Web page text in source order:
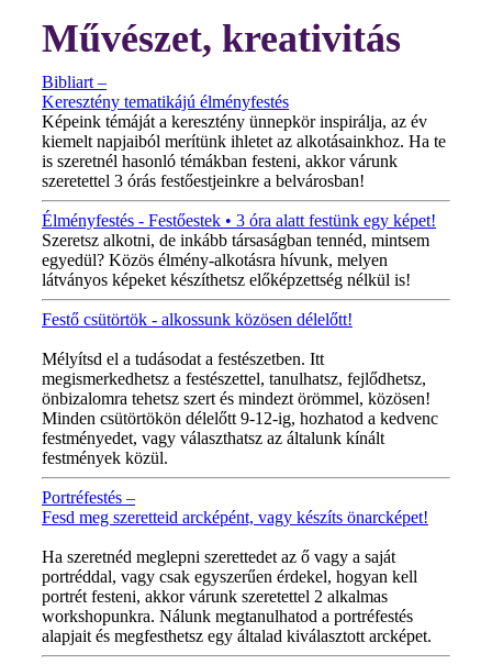
Művészet, kreativitás
Bibliart –
Keresztény tematikájú élményfestés
Képeink témáját a keresztény ünnepkör inspirálja, az év
kiemelt napjaiból merítünk ihletet az alkotásainkhoz. Ha te
is szeretnél hasonló témákban festeni, akkor várunk
szeretettel 3 órás festőestjeinkre a belvárosban!
Élményfestés - Festőestek • 3 óra alatt festünk egy képet!
Szeretsz alkotni, de inkább társaságban tennéd, mintsem
egyedül? Közös élmény-alkotásra hívunk, melyen
látványos képeket készíthetsz előképzettség nélkül is!
Festő csütörtök - alkossunk közösen délelőtt!
Mélyítsd el a tudásodat a festészetben. Itt
megismerkedhetsz a festészettel, tanulhatsz, fejlődhetsz,
önbizalomra tehetsz szert és mindezt örömmel, közösen!
Minden csütörtökön délelőtt 9-12-ig, hozhatod a kedvenc
festményedet, vagy választhatsz az általunk kínált
festmények közül.
Portréfestés –
Fesd meg szeretteid arcképént, vagy készíts önarcképet!
Ha szeretnéd meglepni szerettedet az ő vagy a saját
portréddal, vagy csak egyszerűen érdekel, hogyan kell
portrét festeni, akkor várunk szeretettel 2 alkalmas
workshopunkra. Nálunk megtanulhatod a portréfestés
alapjait és megfesthetsz egy általad kiválasztott arcképet.